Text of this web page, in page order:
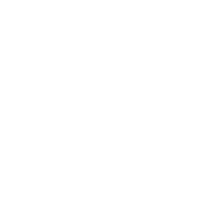
novedades del mercado de La Liga